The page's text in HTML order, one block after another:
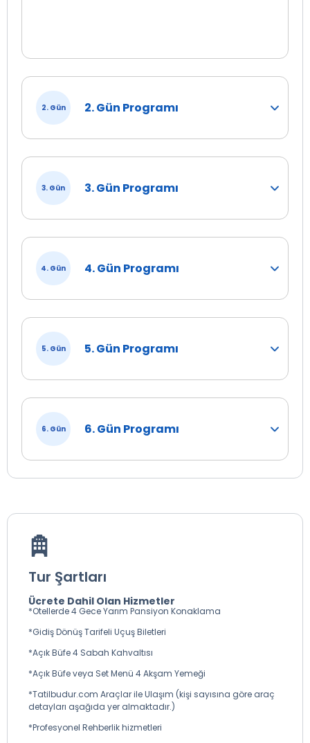
2. Gün 2. Gün Programı
3. Gün 3. Gün Programı
4. Gün 4. Gün Programı
5. Gün 5. Gün Programı
6. Gün 6. Gün Programı
Tur Şartları
Ücrete Dahil Olan Hizmetler
*Otellerde 4 Gece Yarım Pansiyon Konaklama
*Gidiş Dönüş Tarifeli Uçuş Biletleri
*Açık Büfe 4 Sabah Kahvaltısı
*Açık Büfe veya Set Menü 4 Akşam Yemeği
*Tatilbudur.com Araçlar ile Ulaşım (kişi sayısına göre araç
detayları aşağıda yer almaktadır.)
*Profesyonel Rehberlik hizmetleri